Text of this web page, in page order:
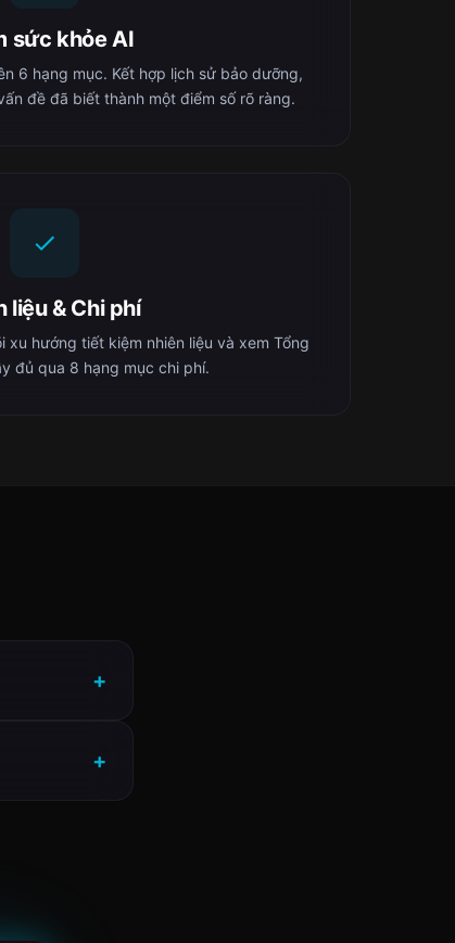
sức khỏe AI
6 hạng mục. Kết hợp lịch sử bảo dưỡng,
đề đã biết thành một điểm số rõ ràng.
liệu & Chi phí
xu hướng tiết kiệm nhiên liệu và xem Tổng
đủ qua 8 hạng mục chi phí.